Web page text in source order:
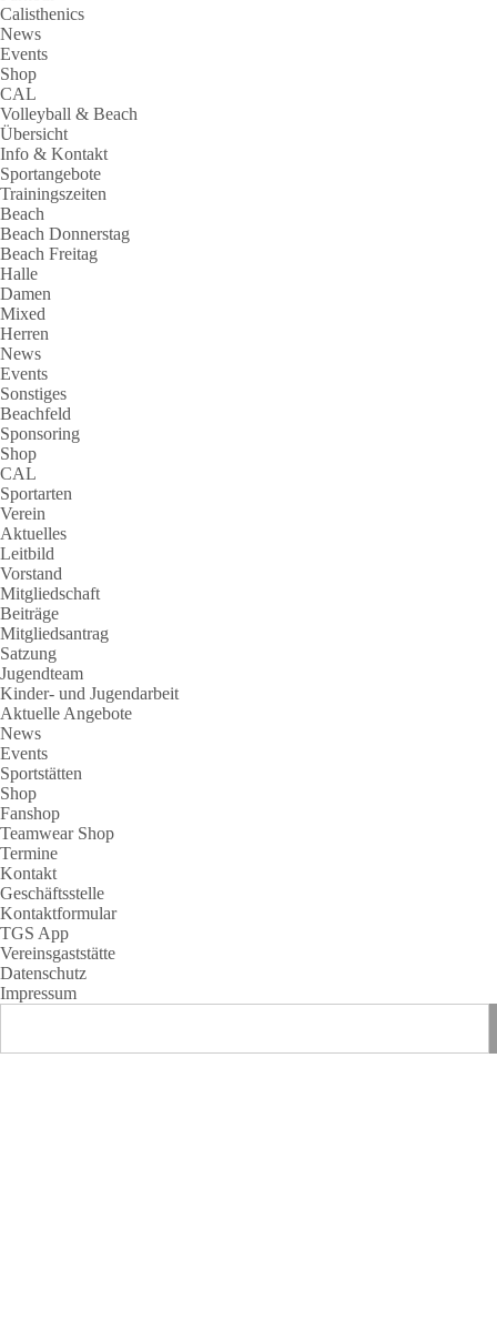
Calisthenics
News
Events
Shop
CAL
Volleyball & Beach
Übersicht
Info & Kontakt
Sportangebote
Trainingszeiten
Beach
Beach Donnerstag
Beach Freitag
Halle
Damen
Mixed
Herren
News
Events
Sonstiges
Beachfeld
Sponsoring
Shop
CAL
Sportarten
Verein
Aktuelles
Leitbild
Vorstand
Mitgliedschaft
Beiträge
Mitgliedsantrag
Satzung
Jugendteam
Kinder- und Jugendarbeit
Aktuelle Angebote
News
Events
Sportstätten
Shop
Fanshop
Teamwear Shop
Termine
Kontakt
Geschäftsstelle
Kontaktformular
TGS App
Vereinsgaststätte
Datenschutz
Impressum